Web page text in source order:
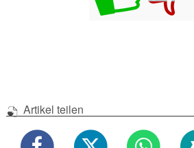
Artikel teilen